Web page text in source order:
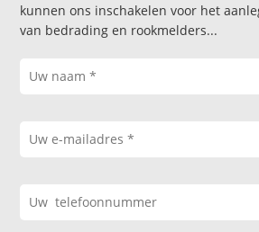
kunnen ons inschakelen voor het
van bedrading en rookmelders...